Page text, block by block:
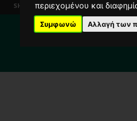
περιεχομένου και
Συμφωνώ Αλλαγή των
SHOWROOM